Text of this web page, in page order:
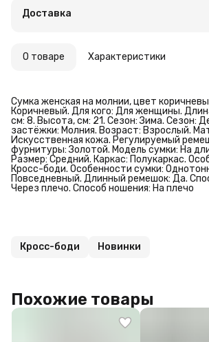
Доставка
О товаре Характеристики
Сумка женская на молнии, цвет
Коричневый. Для кого: Для женщины.
см: 8. Высота, см: 21. Сезон: Зима. Сезон:
застёжки: Молния. Возраст: Взрослый.
Искусственная кожа. Регулируемый
фурнитуры: Золотой. Модель сумки: На
Размер: Средний. Каркас: Полукаркас.
Кросс-боди. Особенности сумки:
Повседневный. Длинный ремешок: Да.
Через плечо. Способ ношения: На плечо
Кросс-боди Новинки
Похожие товары